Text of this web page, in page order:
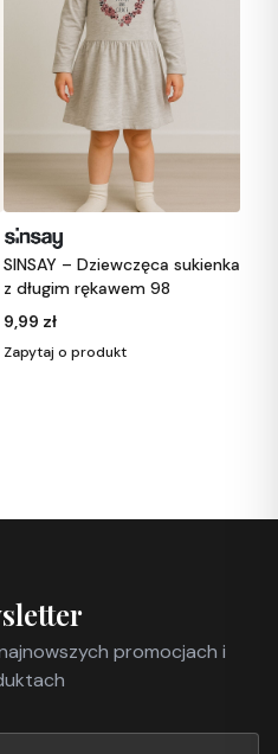
SINSAY – Dziewczęca sukienka
z długim rękawem 98
9,99 zł
Zapytaj o produkt
promocjach i